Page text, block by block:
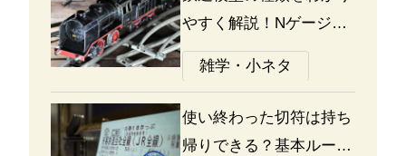
やすく解説！Nゲージ、
Oゲージ、Zゲージなど
の違いについて
雑学・小ネタ
使い終わった切符は持ち
帰りできる？基本ルール